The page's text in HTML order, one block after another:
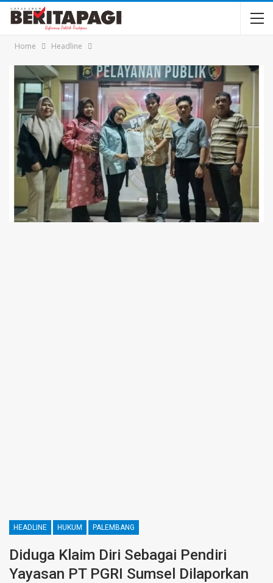
Home Headline
HEADLINE HUKUM PALEMBANG
Diduga Klaim Diri Sebagai Pendiri
Yayasan PT PGRI Sumsel Dilaporkan